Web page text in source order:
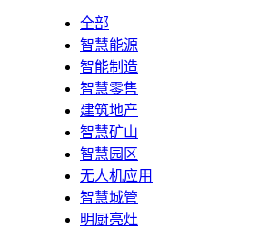
全部
智慧能源
智能制造
智慧零售
建筑地产
智慧矿山
智慧园区
无人机应用
智慧城管
明厨亮灶